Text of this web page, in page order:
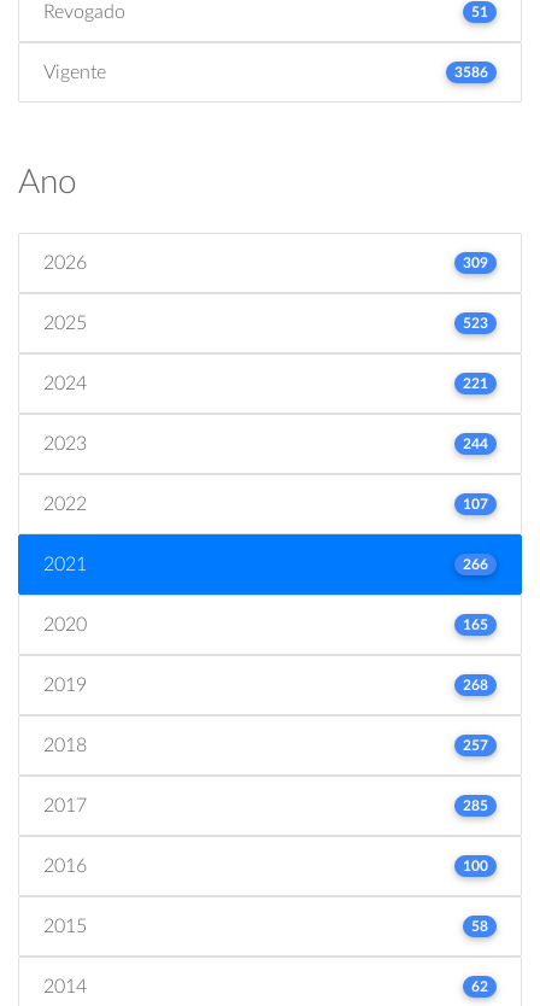
Revogado 51
Vigente 3586
Ano
2026 309
2025 523
2024 221
2023 244
2022 107
2021 266
2020 165
2019 268
2018 257
2017 285
2016 100
2015 58
2014 62